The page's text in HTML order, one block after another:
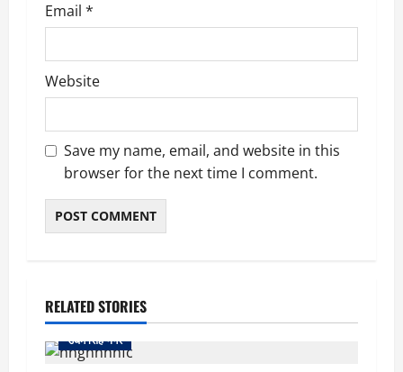
Email *
Website
Save my name, email, and website in this
browser for the next time I comment.
RELATED STORIES
उधम सिंह नगर